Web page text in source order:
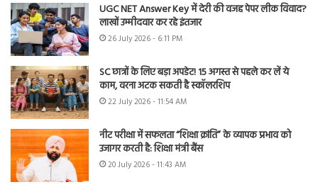
UGC NET Answer Key में देरी की वजह पेपर लीक विवाद?
लाखों उम्मीदवार कर रहे इंतजार
26 July 2026 - 6:11 PM
SC छात्रों के लिए बड़ा अपडेट! 15 अगस्त से पहले कर लें ये
काम, वरना अटक सकती है स्कॉलरशिप
22 July 2026 - 11:54 AM
नीट परीक्षा में सफलता “शिक्षा क्रांति” के व्यापक प्रभाव को
उजागर करती है: शिक्षा मंत्री बैंस
20 July 2026 - 11:43 AM